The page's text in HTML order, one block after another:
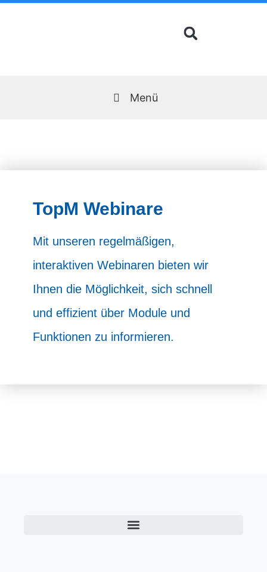
Zum
Menü
TopM Webinare
Mit unseren regelmäßigen,
interaktiven Webinaren bieten wir
Ihnen die Möglichkeit, sich schnell
und effizient über Module und
Funktionen zu informieren.